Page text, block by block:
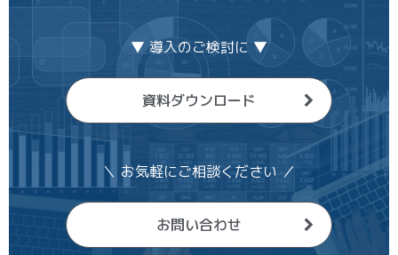
▼ 導入のご検討に ▼
資料ダウンロード
＼ お気軽にご相談ください ／
お問い合わせ